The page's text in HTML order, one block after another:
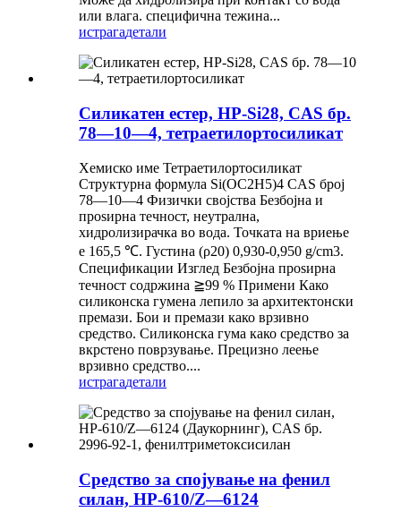
или влага. специфична тежина...
истрагадетали
Силикатен естер, HP-Si28, CAS бр.
78—10—4, тетраетилортосиликат
Хемиско име Тетраетилортосиликат
Структурна формула Si(OC2H5)4 CAS број
78—10—4 Физички својства Безбојна и
проѕирна течност, неутрална,
хидролизирачка во вода. Точката на вриење
е 165,5 ℃. Густина (ρ20) 0,930-0,950 g/cm3.
Спецификации Изглед Безбојна проѕирна
течност содржина ≧99 % Примени Како
силиконска гумена лепило за архитектонски
премази. Бои и премази како врзивно
средство. Силиконска гума како средство за
вкрстено поврзување. Прецизно леење
врзивно средство....
истрагадетали
Средство за спојување на фенил
силан, HP-610/Z—6124